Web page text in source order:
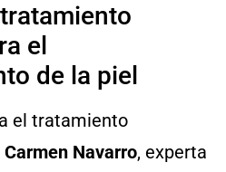
el
de la piel
el tratamiento
Carmen Navarro, experta